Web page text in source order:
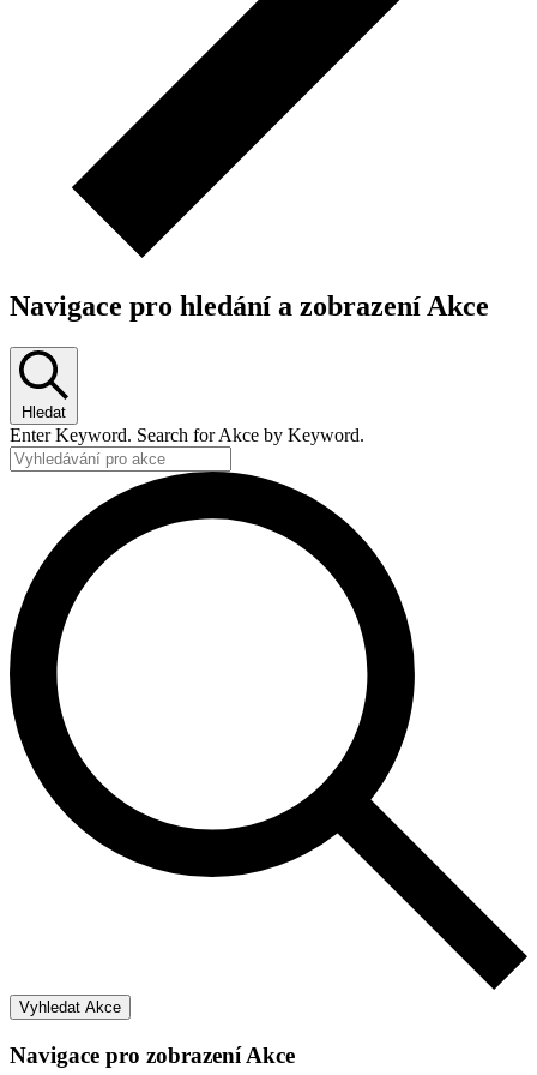
Navigace pro hledání a zobrazení Akce
Hledat
Enter Keyword. Search for Akce by Keyword.
Vyhledat Akce
Navigace pro zobrazení Akce